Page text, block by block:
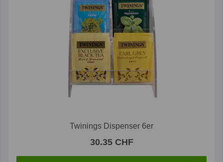
Twinings Dispenser 6er
30.35 CHF